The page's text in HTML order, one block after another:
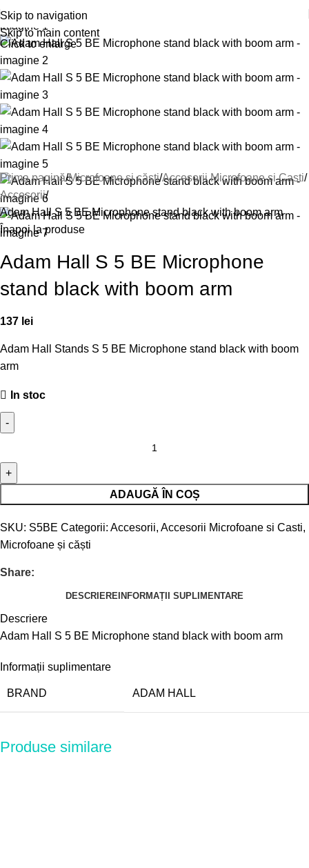
Skip to navigation
Skip to main content
Click to enlarge
Prima pagină Microfoane și căști Accesorii Microfoane si Casti
Accesorii
Adam Hall S 5 BE Microphone stand black with boom arm
Înapoi la produse
Adam Hall S 5 BE Microphone
stand black with boom arm
137 lei
Adam Hall Stands S 5 BE Microphone stand black with boom
arm
In stoc
ADAUGĂ ÎN COȘ
SKU: S5BE Categorii: Accesorii, Accesorii Microfoane si Casti,
Microfoane și căști
Share:
DESCRIEREINFORMAȚII SUPLIMENTARE
Descriere
Adam Hall S 5 BE Microphone stand black with boom arm
Informații suplimentare
BRAND ADAM HALL
Produse similare